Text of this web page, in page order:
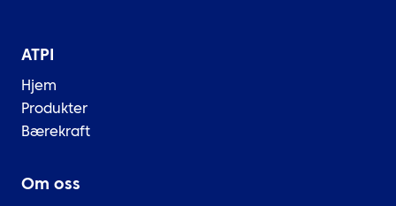
ATPI
Hjem
Produkter
Bærekraft
Om oss